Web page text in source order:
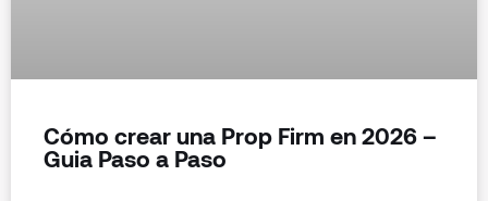
Cómo crear una Prop Firm en 2026 –
Guia Paso a Paso